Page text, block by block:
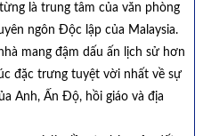
là trung tâm của văn phòng
ngôn Độc lập của Malaysia.
mang đậm dấu ấn lịch sử hơn
đặc trưng tuyệt vời nhất về sự
Anh, Ấn Độ, hồi giáo và địa